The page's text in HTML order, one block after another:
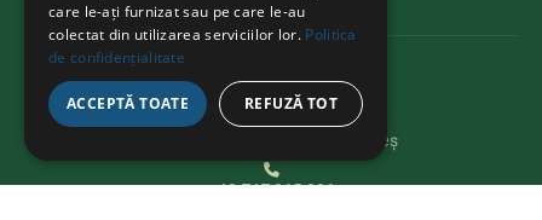
KAPCSOLAT
Str. Avram Iancu 37, Târgu Mureș
+40 747 865 096
care le-ați furnizat sau pe care le-au
colectat din utilizarea serviciilor lor. Politica
de confidențialitate
ACCEPTĂ TOATE REFUZĂ TOT